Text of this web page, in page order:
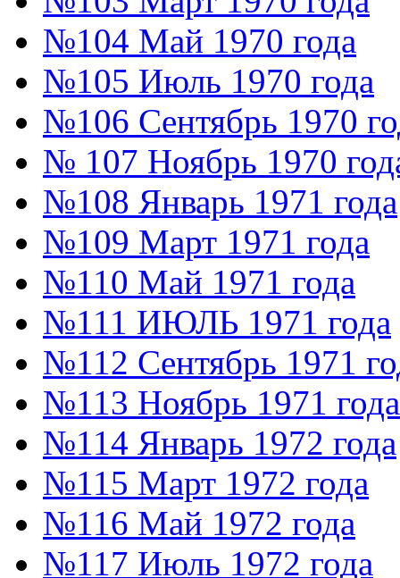
№104 Май 1970 года
№105 Июль 1970 года
№106 Сентябрь 1970
№ 107 Ноябрь 1970
№108 Январь 1971 года
№109 Март 1971 года
№110 Май 1971 года
№111 ИЮЛЬ 1971 года
№112 Сентябрь 1971
№113 Ноябрь 1971 года
№114 Январь 1972 года
№115 Март 1972 года
№116 Май 1972 года
№117 Июль 1972 года